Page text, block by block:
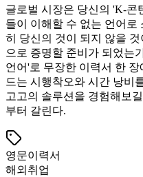
글로벌 시장은 당신의 'K-콘
들이 이해할 수 없는 언어로
히 당신의 것이 되지 않을
으로 증명할 준비가 되었는
언어'로 무장한 이력서 한
드는 시행착오와 시간 낭비
고고의 솔루션을 경험해보
부터 갈린다.
영문이력서
해외취업